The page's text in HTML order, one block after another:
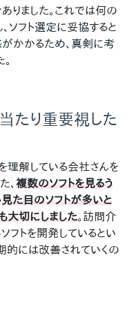
りました。これでは何の
ソフト選定に妥協すると
かかるため、真剣に考
たり重要視した
理解している会社さんを
、 複数のソフトを見るう
た目のソフトが多いと
大切にしました。訪問介
フトを開発しているとい
的には改善されていくの